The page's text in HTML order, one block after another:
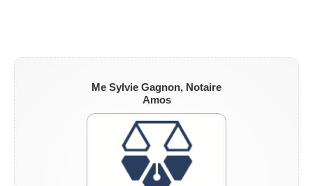
Me Sylvie Gagnon, Notaire
Amos